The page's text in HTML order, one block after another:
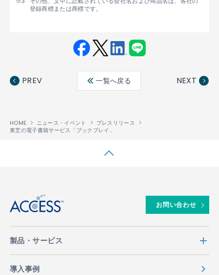
登録商標または商標です。
ebo ter
edin
PREV 一覧へ戻る NEXT
HOME ニュース・イベント
プレスリリース
東芝の電子書籍サービス「ブックプレイス クラウド イノベーション （BookPlace Cloud Innovations）」にEPUB 3対応の電子出版プラットフォーム「ACCESS
お問い合わせ
製品・サービス
導入事例